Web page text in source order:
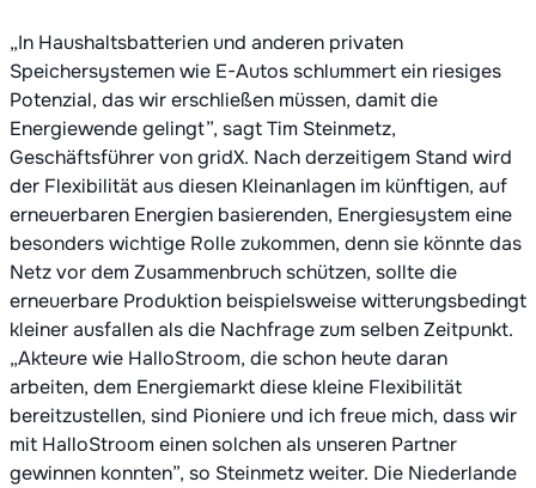
„In Haushaltsbatterien und anderen privaten
Speichersystemen wie E-Autos schlummert ein riesiges
Potenzial, das wir erschließen müssen, damit die
Energiewende gelingt”, sagt Tim Steinmetz,
Geschäftsführer von gridX. Nach derzeitigem Stand wird
der Flexibilität aus diesen Kleinanlagen im künftigen, auf
erneuerbaren Energien basierenden, Energiesystem eine
besonders wichtige Rolle zukommen, denn sie könnte das
Netz vor dem Zusammenbruch schützen, sollte die
erneuerbare Produktion beispielsweise witterungsbedingt
kleiner ausfallen als die Nachfrage zum selben Zeitpunkt.
„Akteure wie HalloStroom, die schon heute daran
arbeiten, dem Energiemarkt diese kleine Flexibilität
bereitzustellen, sind Pioniere und ich freue mich, dass wir
mit HalloStroom einen solchen als unseren Partner
gewinnen konnten”, so Steinmetz weiter. Die Niederlande